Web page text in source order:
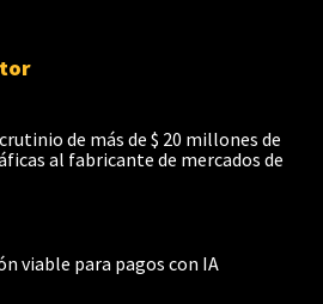
de más de $ 20 millones de
al fabricante de mercados de
viable para pagos con IA